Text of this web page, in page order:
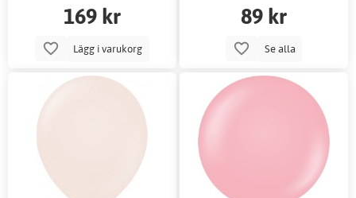
169 kr
Lägg i varukorg
89 kr
Se alla